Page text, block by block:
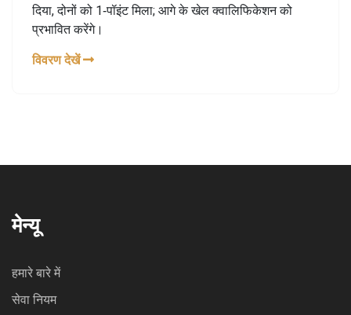
दिया, दोनों को 1‑पॉइंट मिला; आगे के खेल क्वालिफिकेशन को
प्रभावित करेंगे।
विवरण देखें
मेन्यू
हमारे बारे में
सेवा नियम